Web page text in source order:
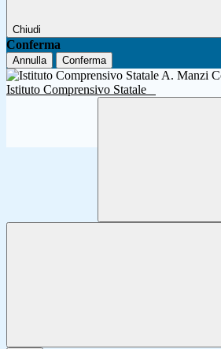
Chiudi
Conferma
Annulla Conferma
Istituto Comprensivo Statale